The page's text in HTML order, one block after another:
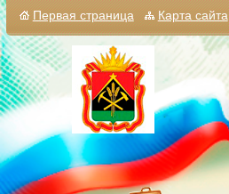
Первая страница Карта сайта